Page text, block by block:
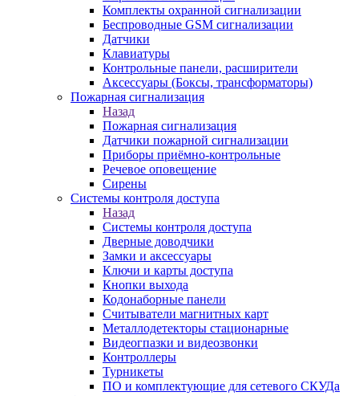
Комплекты охранной сигнализации
Беспроводные GSM сигнализации
Датчики
Клавиатуры
Контрольные панели, расширители
Аксессуары (Боксы, трансформаторы)
Пожарная сигнализация
Назад
Пожарная сигнализация
Датчики пожарной сигнализации
Приборы приёмно-контрольные
Речевое оповещение
Сирены
Системы контроля доступа
Назад
Системы контроля доступа
Дверные доводчики
Замки и аксессуары
Ключи и карты доступа
Кнопки выхода
Кодонаборные панели
Считыватели магнитных карт
Металлодетекторы стационарные
Видеогпазки и видеозвонки
Контроллеры
Турникеты
ПО и комплектующие для сетевого СКУДа